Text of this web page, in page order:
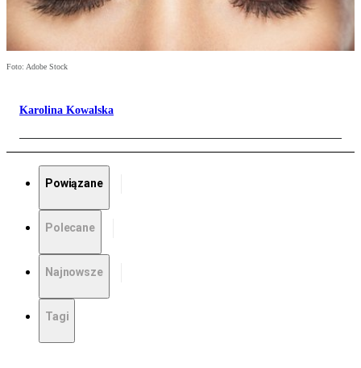
Foto: Adobe Stock
Karolina Kowalska
Powiązane
Polecane
Najnowsze
Tagi